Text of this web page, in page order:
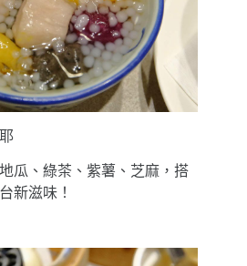
瓜、綠茶、紫薯、芝麻，搭
新滋味！